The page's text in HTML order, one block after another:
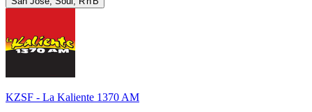
KZSF - La Kaliente 1370 AM